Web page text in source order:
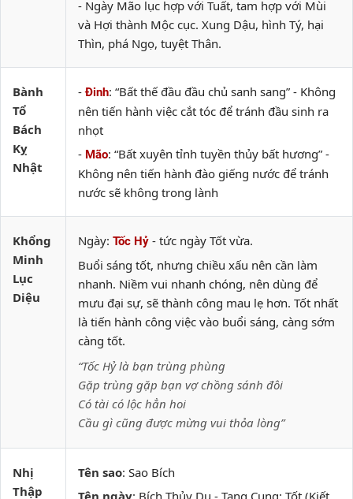
- Ngày Mão lục hợp với Tuất, tam hợp với Mùi
và Hợi thành Mộc cục. Xung Dậu, hình Tý, hại
Thìn, phá Ngọ, tuyệt Thân.
Bành
Tổ
Bách
Kỵ
Nhật
-Đinh: “Bất thế đầu đầu chủ sanh sang” - Không
nên tiến hành việc cắt tóc để tránh đầu sinh ra
nhọt
- Mão: “Bất xuyên tỉnh tuyền thủy bất hương” -
Không nên tiến hành đào giếng nước để tránh
nước sẽ không trong lành
Khổng
Minh
Lục
Diệu
Ngày: Tốc Hỷ - tức ngày Tốt vừa.
Buổi sáng tốt, nhưng chiều xấu nên cần làm
nhanh. Niềm vui nhanh chóng, nên dùng để
mưu đại sự, sẽ thành công mau lẹ hơn. Tốt nhất
là tiến hành công việc vào buổi sáng, càng sớm
càng tốt.
“Tốc Hỷ là bạn trùng phùng
Gặp trùng gặp bạn vợ chồng sánh đôi
Có tài có lộc hẳn hoi
Cầu gì cũng được mừng vui thỏa lòng”
Nhị
Thập
Tên sao: Sao Bích
Tên ngày: Bích Thủy Du - Tang Cung: Tốt (Kiết